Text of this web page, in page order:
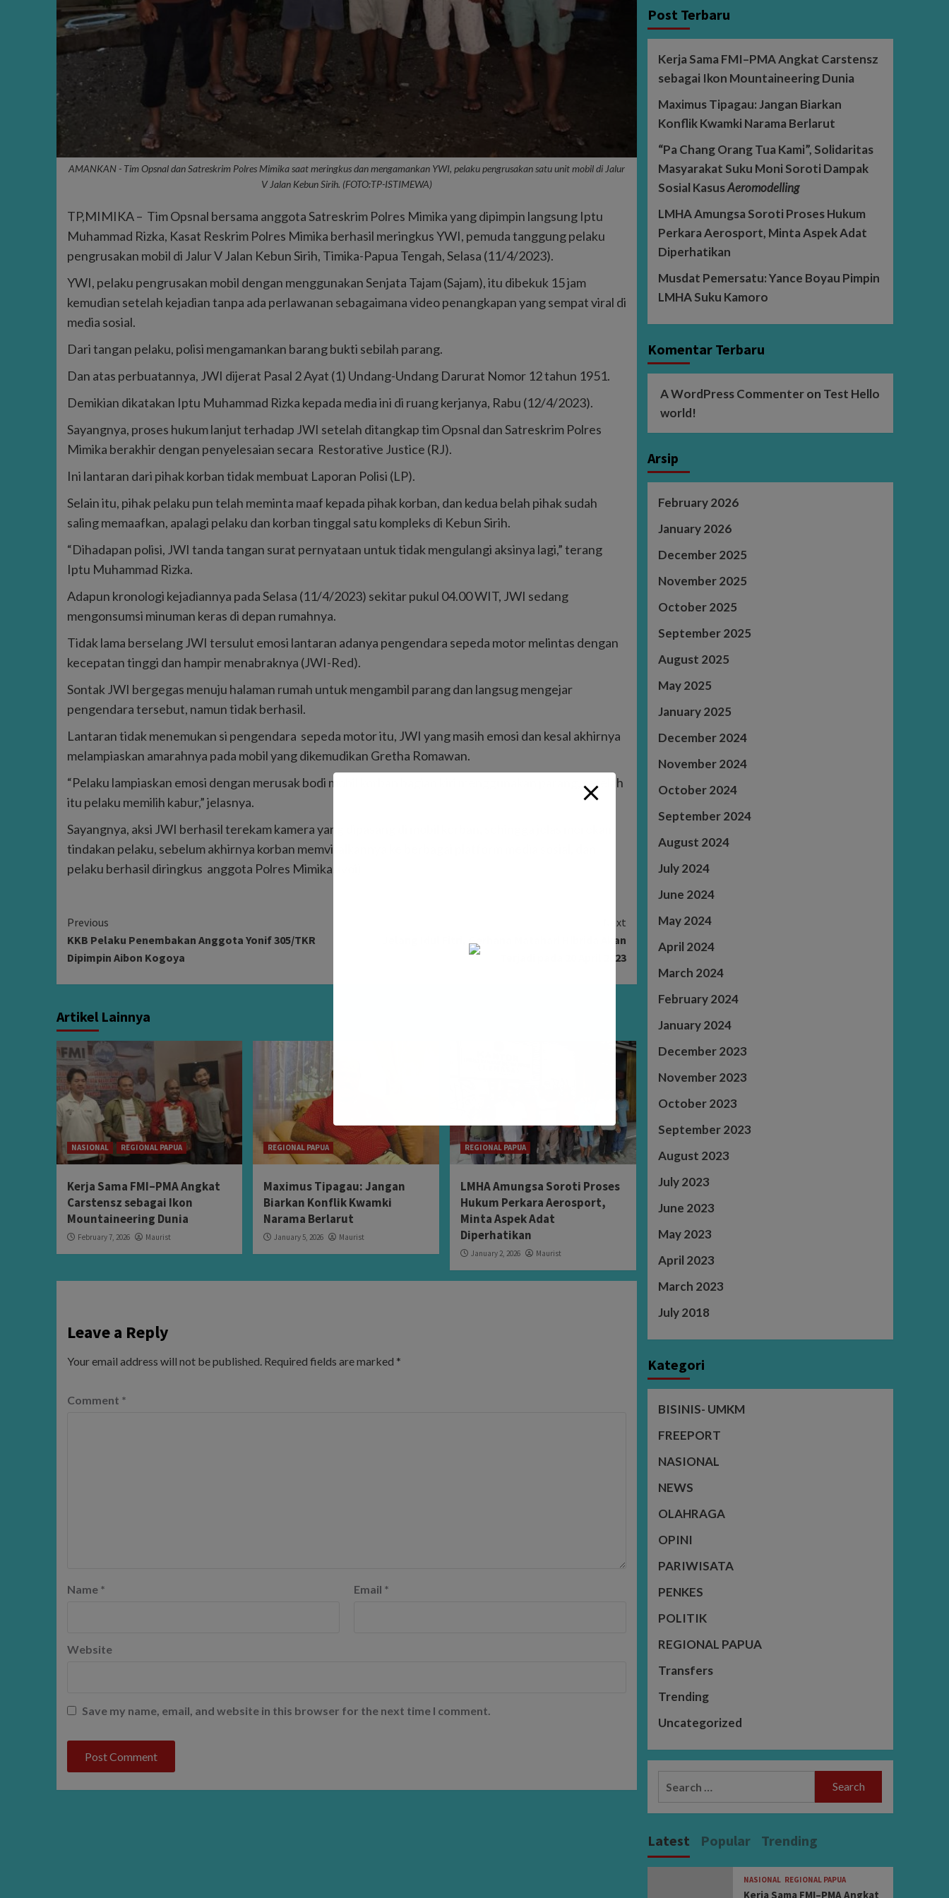
AMANKAN - Tim Opsnal dan Satreskrim Polres Mimika saat meringkus dan mengamankan YWI, pelaku pengrusakan satu unit mobil di Jalur
V Jalan Kebun Sirih. (FOTO:TP-ISTIMEWA)
TP,MIMIKA – Tim Opsnal bersama anggota Satreskrim Polres Mimika yang dipimpin langsung Iptu
Muhammad Rizka, Kasat Reskrim Polres Mimika berhasil meringkus YWI, pemuda tanggung pelaku
pengrusakan mobil di Jalur V Jalan Kebun Sirih, Timika-Papua Tengah, Selasa (11/4/2023).
YWI, pelaku pengrusakan mobil dengan menggunakan Senjata Tajam (Sajam), itu dibekuk 15 jam
kemudian setelah kejadian tanpa ada perlawanan sebagaimana video penangkapan yang sempat viral di
media sosial.
Dari tangan pelaku, polisi mengamankan barang bukti sebilah parang.
Dan atas perbuatannya, JWI dijerat Pasal 2 Ayat (1) Undang-Undang Darurat Nomor 12 tahun 1951.
Demikian dikatakan Iptu Muhammad Rizka kepada media ini di ruang kerjanya, Rabu (12/4/2023).
Sayangnya, proses hukum lanjut terhadap JWI setelah ditangkap tim Opsnal dan Satreskrim Polres
Mimika berakhir dengan penyelesaian secara Restorative Justice (RJ).
Ini lantaran dari pihak korban tidak membuat Laporan Polisi (LP).
Selain itu, pihak pelaku pun telah meminta maaf kepada pihak korban, dan kedua belah pihak sudah
saling memaafkan, apalagi pelaku dan korban tinggal satu kompleks di Kebun Sirih.
“Dihadapan polisi, JWI tanda tangan surat pernyataan untuk tidak mengulangi aksinya lagi,” terang
Iptu Muhammad Rizka.
Adapun kronologi kejadiannya pada Selasa (11/4/2023) sekitar pukul 04.00 WIT, JWI sedang
mengonsumsi minuman keras di depan rumahnya.
Tidak lama berselang JWI tersulut emosi lantaran adanya pengendara sepeda motor melintas dengan
kecepatan tinggi dan hampir menabraknya (JWI-Red).
Sontak JWI bergegas menuju halaman rumah untuk mengambil parang dan langsug mengejar
pengendara tersebut, namun tidak berhasil.
Lantaran tidak menemukan si pengendara sepeda motor itu, JWI yang masih emosi dan kesal akhirnya
melampiaskan amarahnya pada mobil yang dikemudikan Gretha Romawan.
“Pelaku lampiaskan emosi dengan merusak bodi mobil korban bagian kiri menggunakan parang, setelah
itu pelaku memilih kabur,” jelasnya.
Sayangnya, aksi JWI berhasil terekam kamera yang dipasang di mobil korban, sehingga jelas merekam
tindakan pelaku, sebelum akhirnya korban memviralkannya ke berbagai platform media sosial, dan
pelaku berhasil diringkus anggota Polres Mimika. (voi)
Continue
Reading
Previous
KKB Pelaku Penembakan Anggota Yonif 305/TKR
Dipimpin Aibon Kogoya
Next
Jelang Idul Fitri, Gerhana Matahari Hibrida Akan
Terjadi pada 20 April 2023
Artikel Lainnya
NASIONAL REGIONAL PAPUA
Kerja Sama FMI–PMA Angkat
Carstensz sebagai Ikon
Mountaineering Dunia
February 7, 2026 Maurist
REGIONAL PAPUA
Maximus Tipagau: Jangan
Biarkan Konflik Kwamki
Narama Berlarut
January 5, 2026 Maurist
REGIONAL PAPUA
LMHA Amungsa Soroti Proses
Hukum Perkara Aerosport,
Minta Aspek Adat
Diperhatikan
January 2, 2026 Maurist
Leave a Reply
Your email address will not be published. Required fields are marked *
Comment *
Name * Email *
Website
Save my name, email, and website in this browser for the next time I comment.
Post Terbaru
Kerja Sama FMI–PMA Angkat Carstensz
sebagai Ikon Mountaineering Dunia
Maximus Tipagau: Jangan Biarkan
Konflik Kwamki Narama Berlarut
“Pa Chang Orang Tua Kami”, Solidaritas
Masyarakat Suku Moni Soroti Dampak
Sosial KasusAeromodelling
LMHA Amungsa Soroti Proses Hukum
Perkara Aerosport, Minta Aspek Adat
Diperhatikan
Musdat Pemersatu: Yance Boyau Pimpin
LMHA Suku Kamoro
Komentar Terbaru
A WordPress Commenteron Test Hello
world!
Arsip
February 2026
January 2026
December 2025
November 2025
October 2025
September 2025
August 2025
May 2025
January 2025
December 2024
November 2024
October 2024
September 2024
August 2024
July 2024
June 2024
May 2024
April 2024
March 2024
February 2024
January 2024
December 2023
November 2023
October 2023
September 2023
August 2023
July 2023
June 2023
May 2023
April 2023
March 2023
July 2018
Kategori
BISINIS- UMKM
FREEPORT
NASIONAL
NEWS
OLAHRAGA
OPINI
PARIWISATA
PENKES
POLITIK
REGIONAL PAPUA
Transfers
Trending
Uncategorized
Latest Popular Trending
NASIONAL REGIONAL PAPUA
Kerja Sama FMI–PMA Angkat